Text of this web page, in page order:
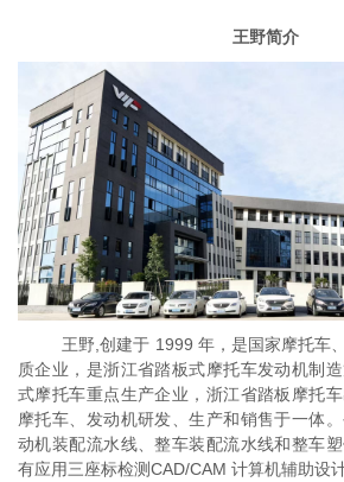
王野简介
王野 ,创建于 1999 年，是国家摩托车
质企业，是浙江省踏板式摩托车发动机制
式摩托车重点生产企业，浙江省踏板摩托
摩托车、发动机研发、生产和销售于一体
动机装配流水线、整车装配流水线和整车
有应用三座标检测CAD/CAM 计算机辅助设